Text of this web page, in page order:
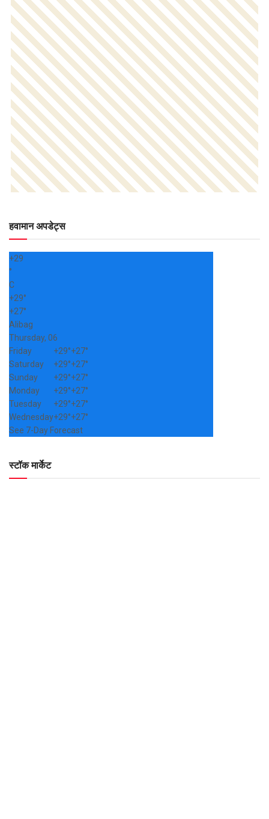
हवामान अपडेट्स
+29
°
C
+29°
+27°
Alibag
Thursday, 06
Friday
+29°+27°
Saturday
+29°+27°
Sunday
+29°+27°
Monday
+29°+27°
Tuesday
+29°+27°
Wednesday+29°+27°
See 7-Day Forecast
स्टॉक मार्केट